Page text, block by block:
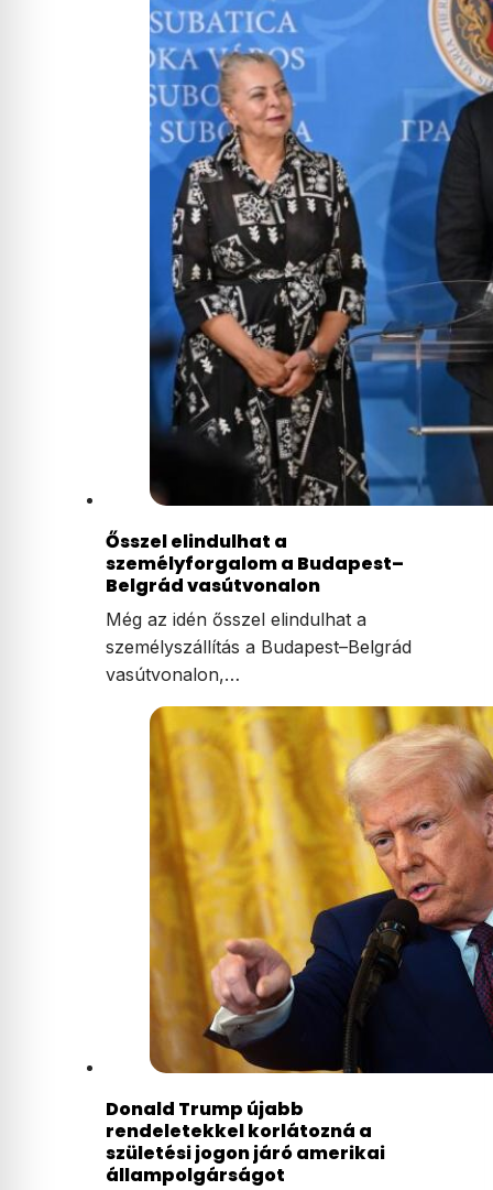
Ősszel elindulhat a
személyforgalom a Budapest–
Belgrád vasútvonalon
Még az idén ősszel elindulhat a
személyszállítás a Budapest–Belgrád
vasútvonalon,…
Donald Trump újabb
rendeletekkel korlátozná a
születési jogon járó amerikai
állampolgárságot